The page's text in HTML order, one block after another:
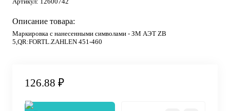
Описание товара:
Маркировка с нанесенными символами - ЗМ АЭТ ZB
5,QR:FORTL.ZAHLEN 451-460
126.88 ₽